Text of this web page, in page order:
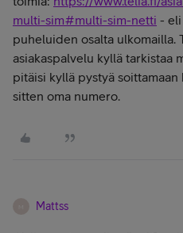
multi-sim#multi-sim-netti -
puheluiden osalta ulkomailla.
asiakaspalvelu kyllä tarkistaa
pitäisi kyllä pystyä
sitten oma numero.
Mattss